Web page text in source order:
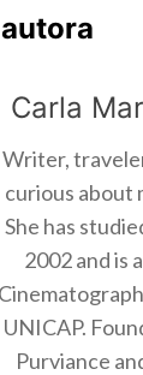
Carla
Writer,
curious about
She has
2002 and is
UNICAP.
Purviance